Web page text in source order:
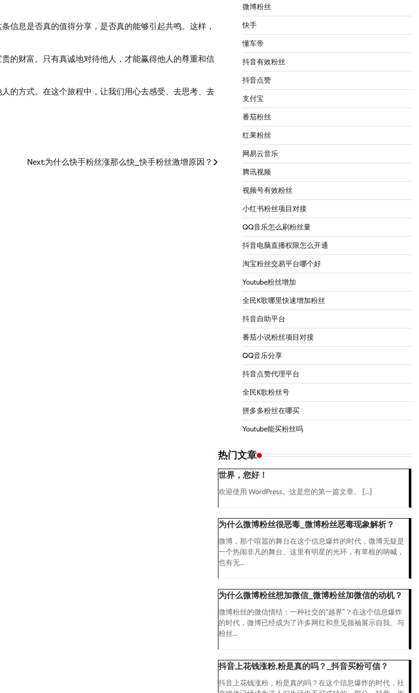
信息是否真的值得分享，是否真的能够引起共鸣。这样，
的财富。只有真诚地对待他人，才能赢得他人的尊重和信
的方式。在这个旅程中，让我们用心去感受、去思考、去
Next:为什么快手粉丝涨那么快_快手粉丝激增原因？
微博粉丝
快手
懂车帝
抖音有效粉丝
抖音点赞
支付宝
番茄粉丝
红果粉丝
网易云音乐
腾讯视频
视频号有效粉丝
小红书粉丝项目对接
QQ音乐怎么刷粉丝量
抖音电脑直播权限怎么开通
淘宝粉丝交易平台哪个好
Youtube粉丝增加
全民K歌哪里快速增加粉丝
抖音自助平台
番茄小说粉丝项目对接
QQ音乐分享
抖音点赞代理平台
全民K歌粉丝号
拼多多粉丝在哪买
Youtube能买粉丝吗
热门文章
世界，您好！
欢迎使用 WordPress。这是您的第一篇文章。 […]
为什么微博粉丝很恶毒_微博粉丝恶毒现象解析？
微博，那个喧嚣的舞台在这个信息爆炸的时代，微博无疑是
一个热闹非凡的舞台。这里有明星的光环，有草根的呐喊，
也有无...
为什么微博粉丝想加微信_微博粉丝加微信的动机？
微博粉丝的微信情结：一种社交的“越界”？在这个信息爆炸
的时代，微博已经成为了许多网红和意见领袖展示自我、与
粉丝...
抖音上花钱涨粉,粉是真的吗？_抖音买粉可信？
抖音上花钱涨粉，粉是真的吗？在这个信息爆炸的时代，社